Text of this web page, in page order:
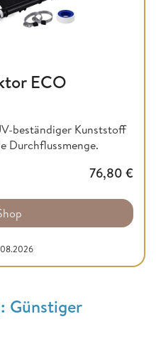
ECO
beständiger Kunststoff
Durchflussmenge.
76,80 €
Günstiger